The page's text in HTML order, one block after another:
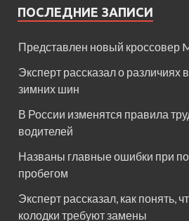
ПОСЛЕДНИЕ ЗАПИСИ
Представлен новый кроссовер
Эксперт рассказал о различиях
зимних шин
В России изменятся правила
водителей
Названы главные ошибки при
пробегом
Эксперт рассказал, как понять,
колодки требуют замены